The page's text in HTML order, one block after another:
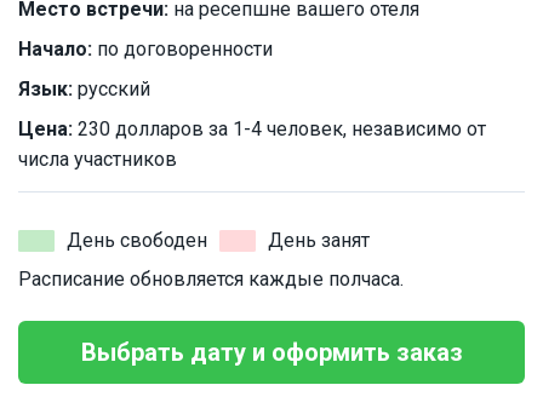
Место встречи: на ресепшне вашего отеля
Начало: по договоренности
Язык: русский
Цена: 230 долларов за 1-4 человек, независимо от
числа участников
День свободен
День занят
Расписание обновляется каждые полчаса.
Выбрать дату и оформить заказ